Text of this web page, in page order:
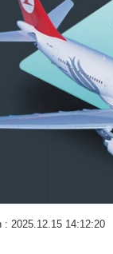
: 2025.12.15 14:12:20